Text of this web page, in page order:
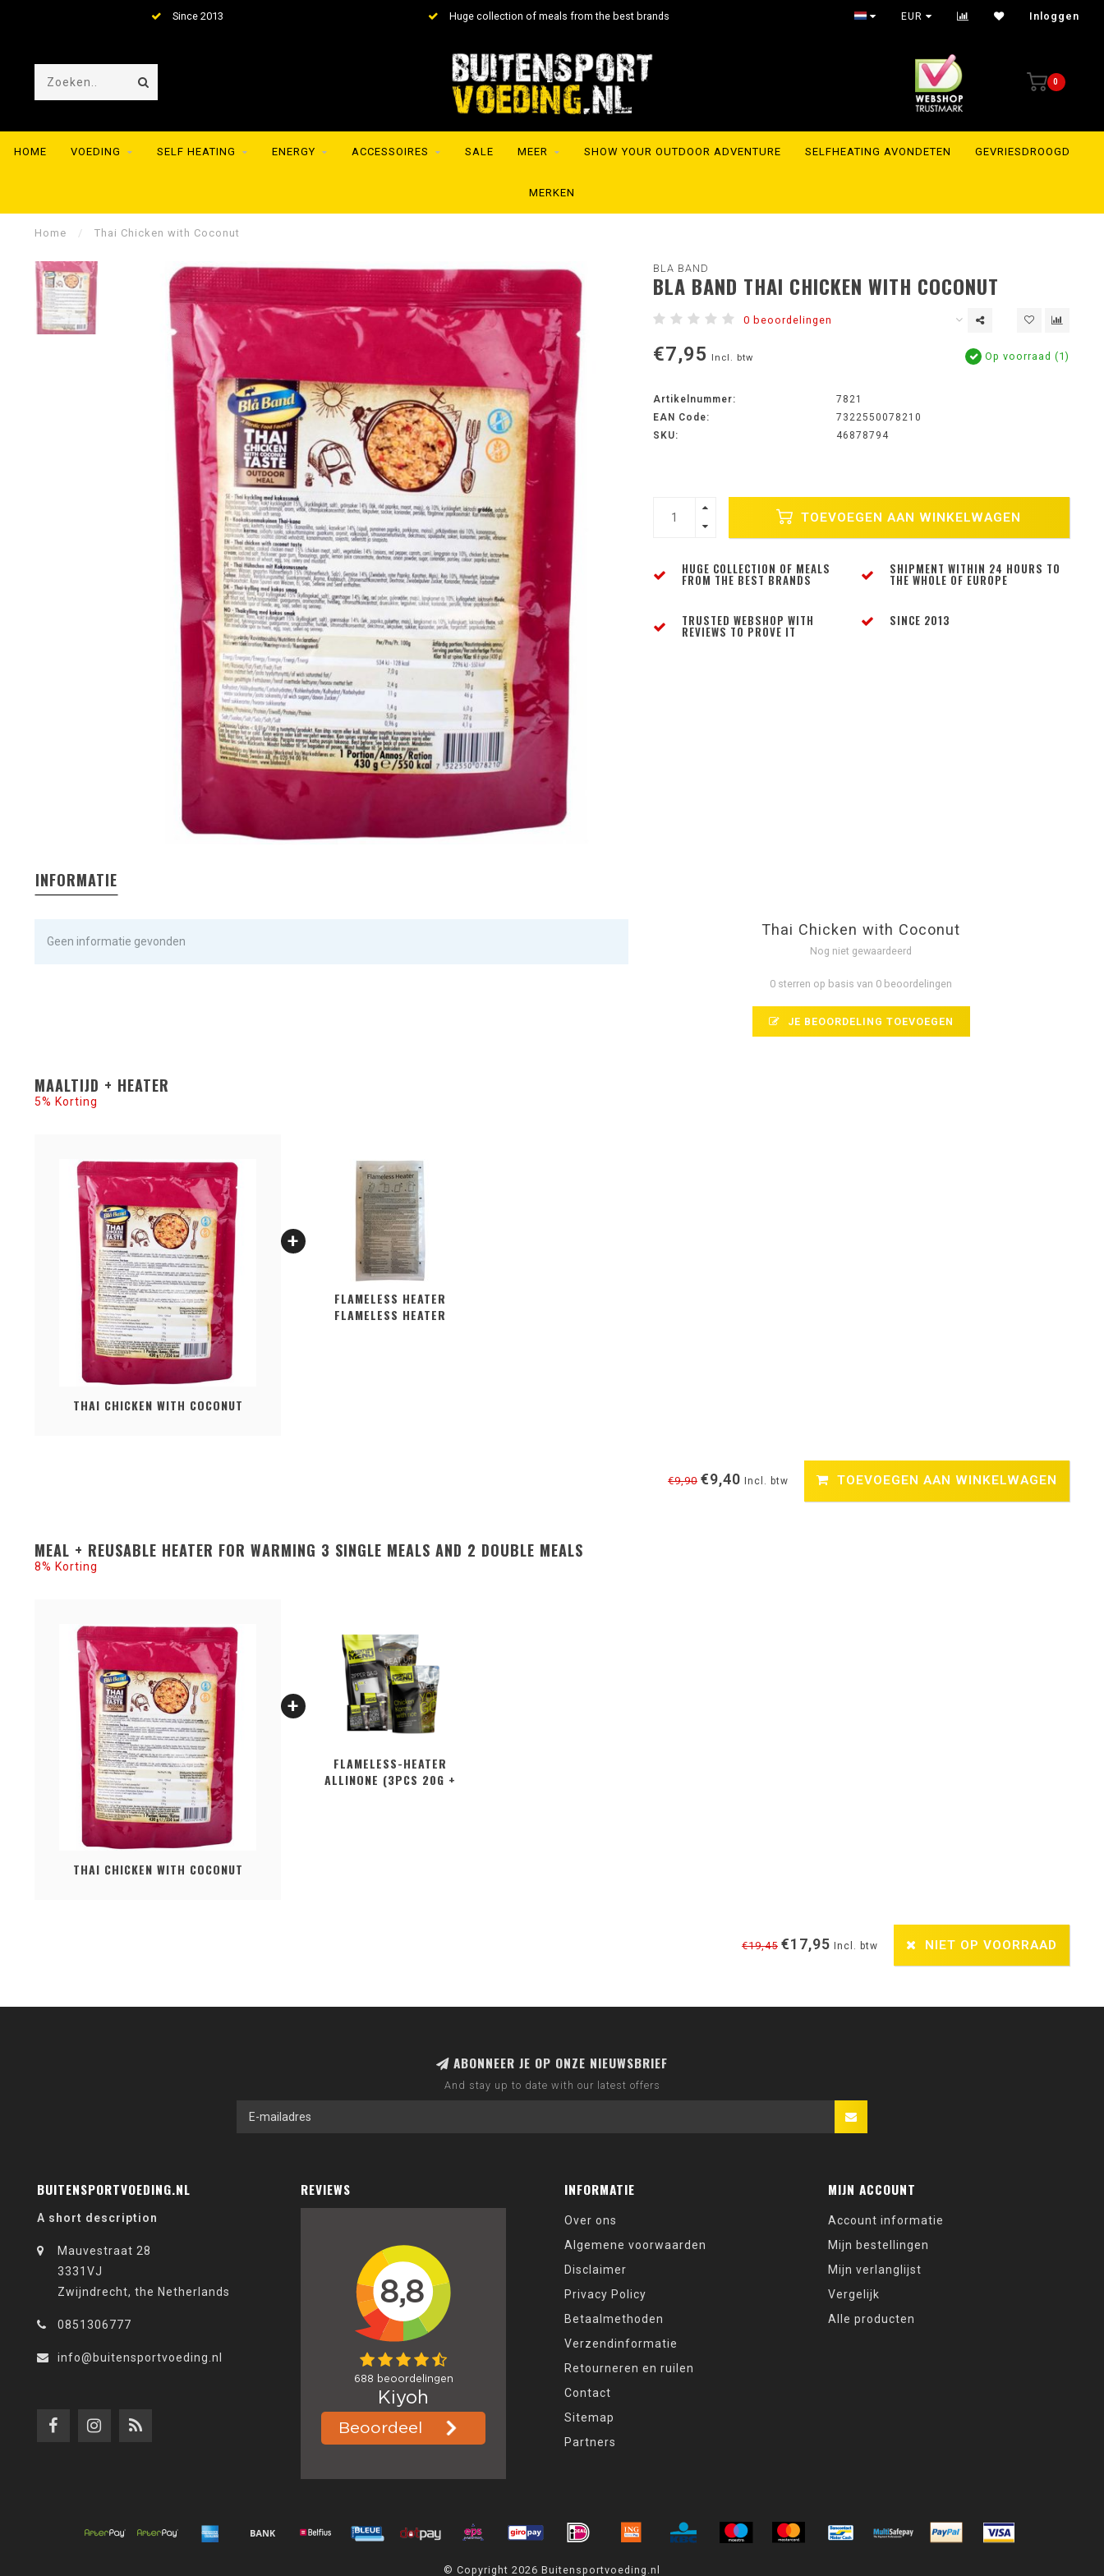
Since 2013 Huge collection of meals from the best brands Shipment within 24 hours to the whole of Europe
EUR Inloggen
0
HOME VOEDING SELF HEATING ENERGY ACCESSOIRES SALE MEER SHOW YOUR OUTDOOR ADVENTURE SELFHEATING AVONDETEN GEVRIESDROOGD
MERKEN
Home / Thai Chicken with Coconut
BLA BAND
BLA BAND THAI CHICKEN WITH COCONUT
0 beoordelingen
€7,95 Incl. btw Op voorraad (1)
Artikelnummer:
7821
EAN Code:
7322550078210
SKU:
46878794
TOEVOEGEN AAN WINKELWAGEN
HUGE COLLECTION OF MEALS
FROM THE BEST BRANDS
SHIPMENT WITHIN 24 HOURS TO
THE WHOLE OF EUROPE
TRUSTED WEBSHOP WITH
REVIEWS TO PROVE IT
SINCE 2013
INFORMATIE
Geen informatie gevonden
Thai Chicken with Coconut
Nog niet gewaardeerd
0 sterren op basis van 0 beoordelingen
JE BEOORDELING TOEVOEGEN
MAALTIJD + HEATER
5% Korting
THAI CHICKEN WITH COCONUT
FLAMELESS HEATER
FLAMELESS HEATER
€9,90 €9,40 Incl. btw TOEVOEGEN AAN WINKELWAGEN
MEAL + REUSABLE HEATER FOR WARMING 3 SINGLE MEALS AND 2 DOUBLE MEALS
8% Korting
THAI CHICKEN WITH COCONUT
FLAMELESS-HEATER
ALLINONE (3PCS 20G +
€19,45 €17,95 Incl. btw NIET OP VOORRAAD
ABONNEER JE OP ONZE NIEUWSBRIEF
And stay up to date with our latest offers
BUITENSPORTVOEDING.NL
A short description
Mauvestraat 28
3331VJ
Zwijndrecht, the Netherlands
0851306777
info@buitensportvoeding.nl
REVIEWS INFORMATIE
Over ons
Algemene voorwaarden
Disclaimer
Privacy Policy
Betaalmethoden
Verzendinformatie
Retourneren en ruilen
Contact
Sitemap
Partners
MIJN ACCOUNT
Account informatie
Mijn bestellingen
Mijn verlanglijst
Vergelijk
Alle producten
© Copyright 2026 Buitensportvoeding.nl